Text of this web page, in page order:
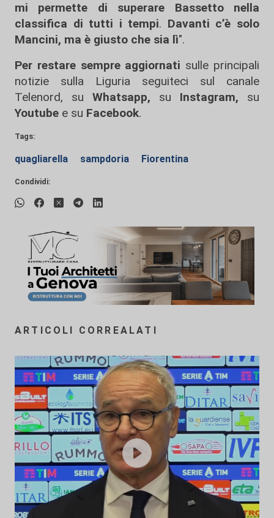
mi permette di superare Bassetto nella
classifica di tutti i tempi. Davanti c’è solo
Mancini, ma è giusto che sia lì".
Per restare sempre aggiornati sulle principali
notizie sulla Liguria seguiteci sul canale
Telenord, su
Whatsapp, su Instagram, su
Youtube e su Facebook.
Tags:
quagliarella sampdoria Fiorentina
Condividi:
ARTICOLI CORREALATI